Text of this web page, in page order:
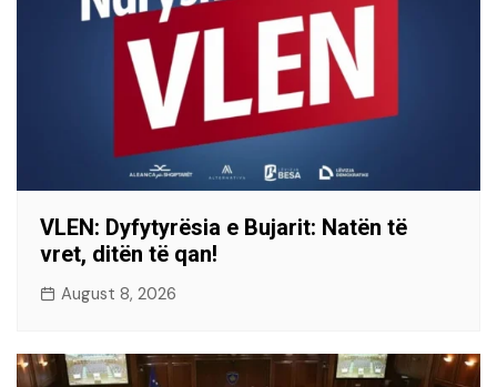
VLEN: Dyfytyrësia e Bujarit: Natën të
vret, ditën të qan!
August 8, 2026